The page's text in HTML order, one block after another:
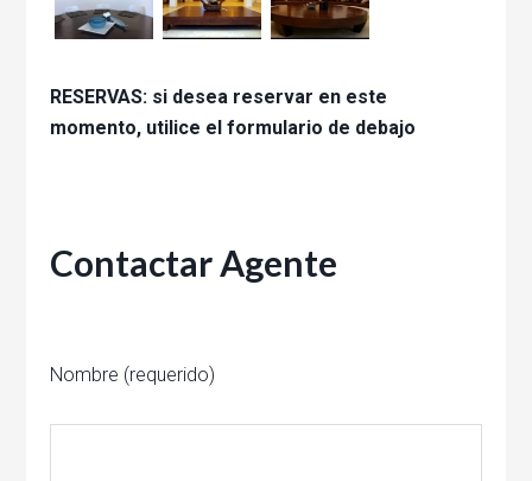
RESERVAS: si desea reservar en este
momento, utilice el formulario de debajo
Contactar Agente
Nombre (requerido)